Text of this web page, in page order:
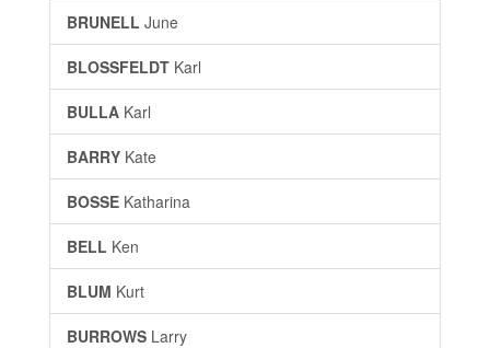
BRUNELL June
BLOSSFELDT Karl
BULLA Karl
BARRY Kate
BOSSE Katharina
BELL Ken
BLUM Kurt
BURROWS Larry